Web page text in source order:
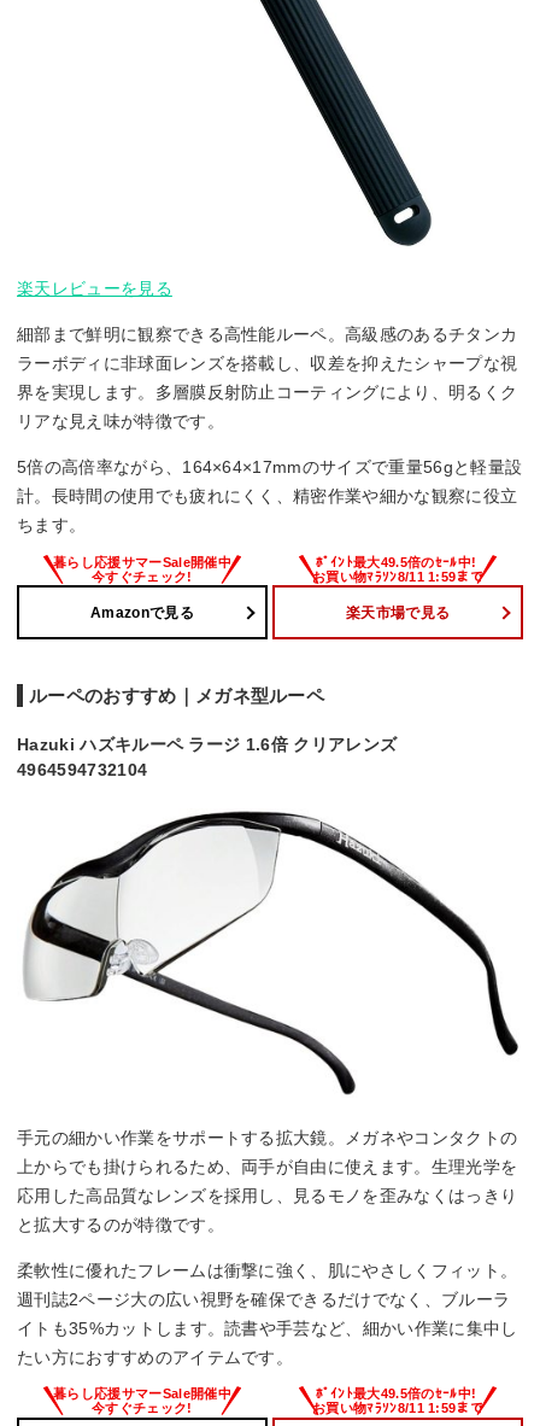
楽天レビューを見る
細部まで鮮明に観察できる高性能ルーペ。高級感のあるチタンカ
ラーボディに非球面レンズを搭載し、収差を抑えたシャープな視
界を実現します。多層膜反射防止コーティングにより、明るくク
リアな見え味が特徴です。
5倍の高倍率ながら、164×64×17mmのサイズで重量56gと軽量設
計。長時間の使用でも疲れにくく、精密作業や細かな観察に役立
ちます。
Amazonで見る 楽天市場で見る
ルーペのおすすめ｜メガネ型ルーペ
Hazuki ハズキルーペ ラージ 1.6倍 クリアレンズ
4964594732104
手元の細かい作業をサポートする拡大鏡。メガネやコンタクトの
上からでも掛けられるため、両手が自由に使えます。生理光学を
応用した高品質なレンズを採用し、見るモノを歪みなくはっきり
と拡大するのが特徴です。
柔軟性に優れたフレームは衝撃に強く、肌にやさしくフィット。
週刊誌2ページ大の広い視野を確保できるだけでなく、ブルーラ
イトも35%カットします。読書や手芸など、細かい作業に集中し
たい方におすすめのアイテムです。